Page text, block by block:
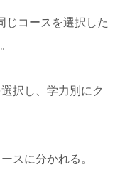
じコースを選択した
択し、学力別にク
スに分かれる。